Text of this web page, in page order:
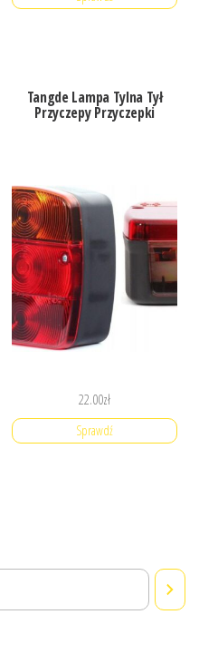
Tangde Lampa Tylna Tył
Przyczepy Przyczepki
22.00zł
Sprawdź